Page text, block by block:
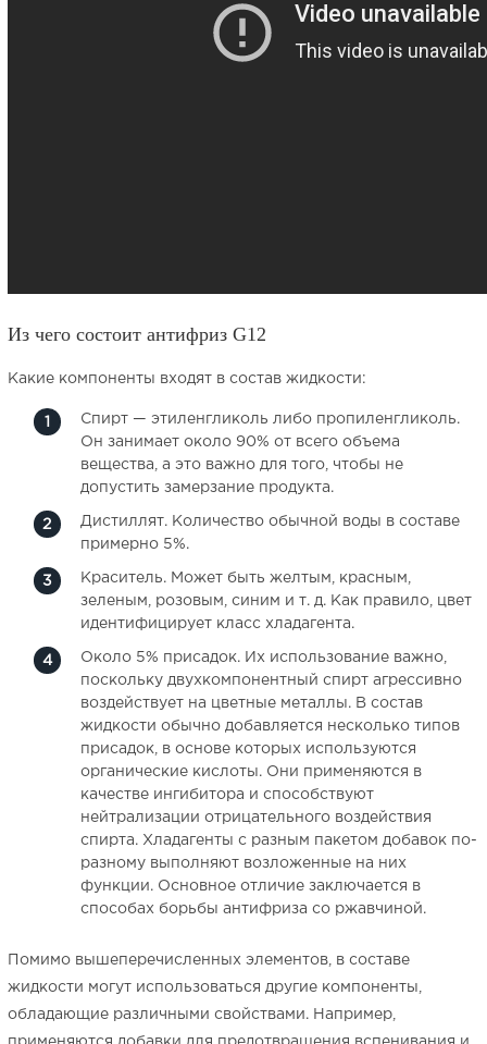
Из чего состоит антифриз G12
Какие компоненты входят в состав жидкости:
Спирт — этиленгликоль либо пропиленгликоль.
Он занимает около 90% от всего объема
вещества, а это важно для того, чтобы не
допустить замерзание продукта.
Дистиллят. Количество обычной воды в составе
примерно 5%.
Краситель. Может быть желтым, красным,
зеленым, розовым, синим и т. д. Как правило, цвет
идентифицирует класс хладагента.
Около 5% присадок. Их использование важно,
поскольку двухкомпонентный спирт агрессивно
воздействует на цветные металлы. В состав
жидкости обычно добавляется несколько типов
присадок, в основе которых используются
органические кислоты. Они применяются в
качестве ингибитора и способствуют
нейтрализации отрицательного воздействия
спирта. Хладагенты с разным пакетом добавок по-
разному выполняют возложенные на них
функции. Основное отличие заключается в
способах борьбы антифриза со ржавчиной.
Помимо вышеперечисленных элементов, в составе
жидкости могут использоваться другие компоненты,
обладающие различными свойствами. Например,